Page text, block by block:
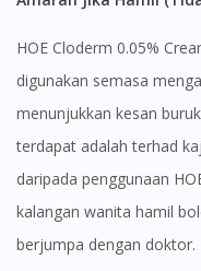
HOE Cloderm 0.05%
digunakan semasa
menunjukkan kesan
terdapat adalah terhad
daripada penggunaan
kalangan wanita hamil
berjumpa dengan doktor.